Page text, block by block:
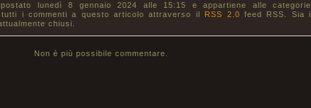
lunedì 8 gennaio 2024 alle 15:15 e appartiene alle categorie
tutti i commenti a questo articolo attraverso il RSS 2.0 feed RSS. Sia i
chiusi.
Non è più possibile commentare.